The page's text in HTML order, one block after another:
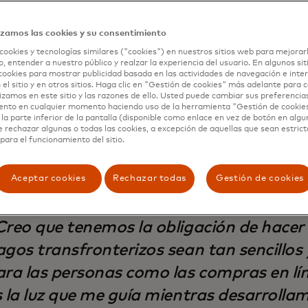
el ritmo de la creciente globalización, las compañías
los bancos, sus clientes y consumidores necesitan
de transferir fondos internacionalmente, incluso si
acceso. También deben tener múltiples opciones sobre
ya sean cuentas bancarias, billeteras móviles,
efectivo.
que tenemos la obligación de hacer
transfronterizos sean tan sencillos
las personas como las compras en
la luz que me guía mientras
las cookies y su consentimiento
y tecnologías similares ("cookies") en nuestros sitios web para
entender a nuestro público y realzar la experiencia del usuario. En algunos
para mostrar publicidad basada en las actividades de navegación e
el sitio y en otros sitios. Haga clic en "Gestión de cookies" más adelante para
en este sitio y las razones de ello. Usted puede cambiar sus
en cualquier momento haciendo uso de la herramienta "Gestión de
la parte inferior de la pantalla (disponible como enlace en vez de botón en
rechazar algunas o todas las cookies, a excepción de aquellas que sean
el funcionamiento del sitio.
Aceptar cookies Rechazar todas Gestión de cookies